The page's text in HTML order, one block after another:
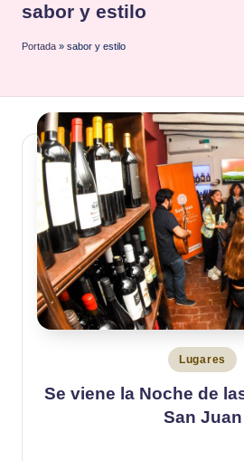
sabor y estilo
Portada » sabor y estilo
Publicado
en
Lugares
Se viene la Noche de
San Juan